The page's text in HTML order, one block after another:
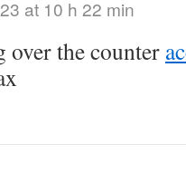
at 10 h 22 min
over the counter